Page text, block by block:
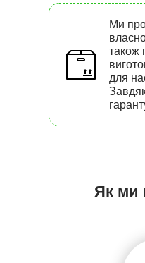
Ми
також
для
Як ми